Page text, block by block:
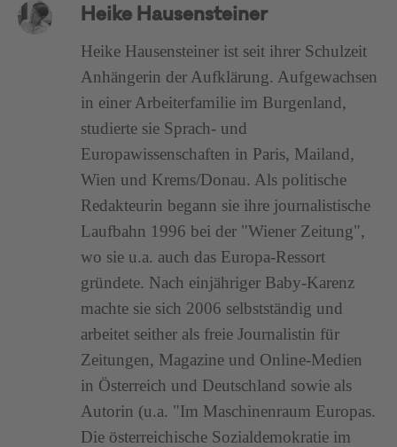
Heike Hausensteiner
Heike Hausensteiner ist seit ihrer Schulzeit
Anhängerin der Aufklärung. Aufgewachsen
in einer Arbeiterfamilie im Burgenland,
studierte sie Sprach- und
Europawissenschaften in Paris, Mailand,
Wien und Krems/Donau. Als politische
Redakteurin begann sie ihre journalistische
Laufbahn 1996 bei der "Wiener Zeitung",
wo sie u.a. auch das Europa-Ressort
gründete. Nach einjähriger Baby-Karenz
machte sie sich 2006 selbstständig und
arbeitet seither als freie Journalistin für
Zeitungen, Magazine und Online-Medien
in Österreich und Deutschland sowie als
Autorin (u.a. "Im Maschinenraum Europas.
Die österreichische Sozialdemokratie im